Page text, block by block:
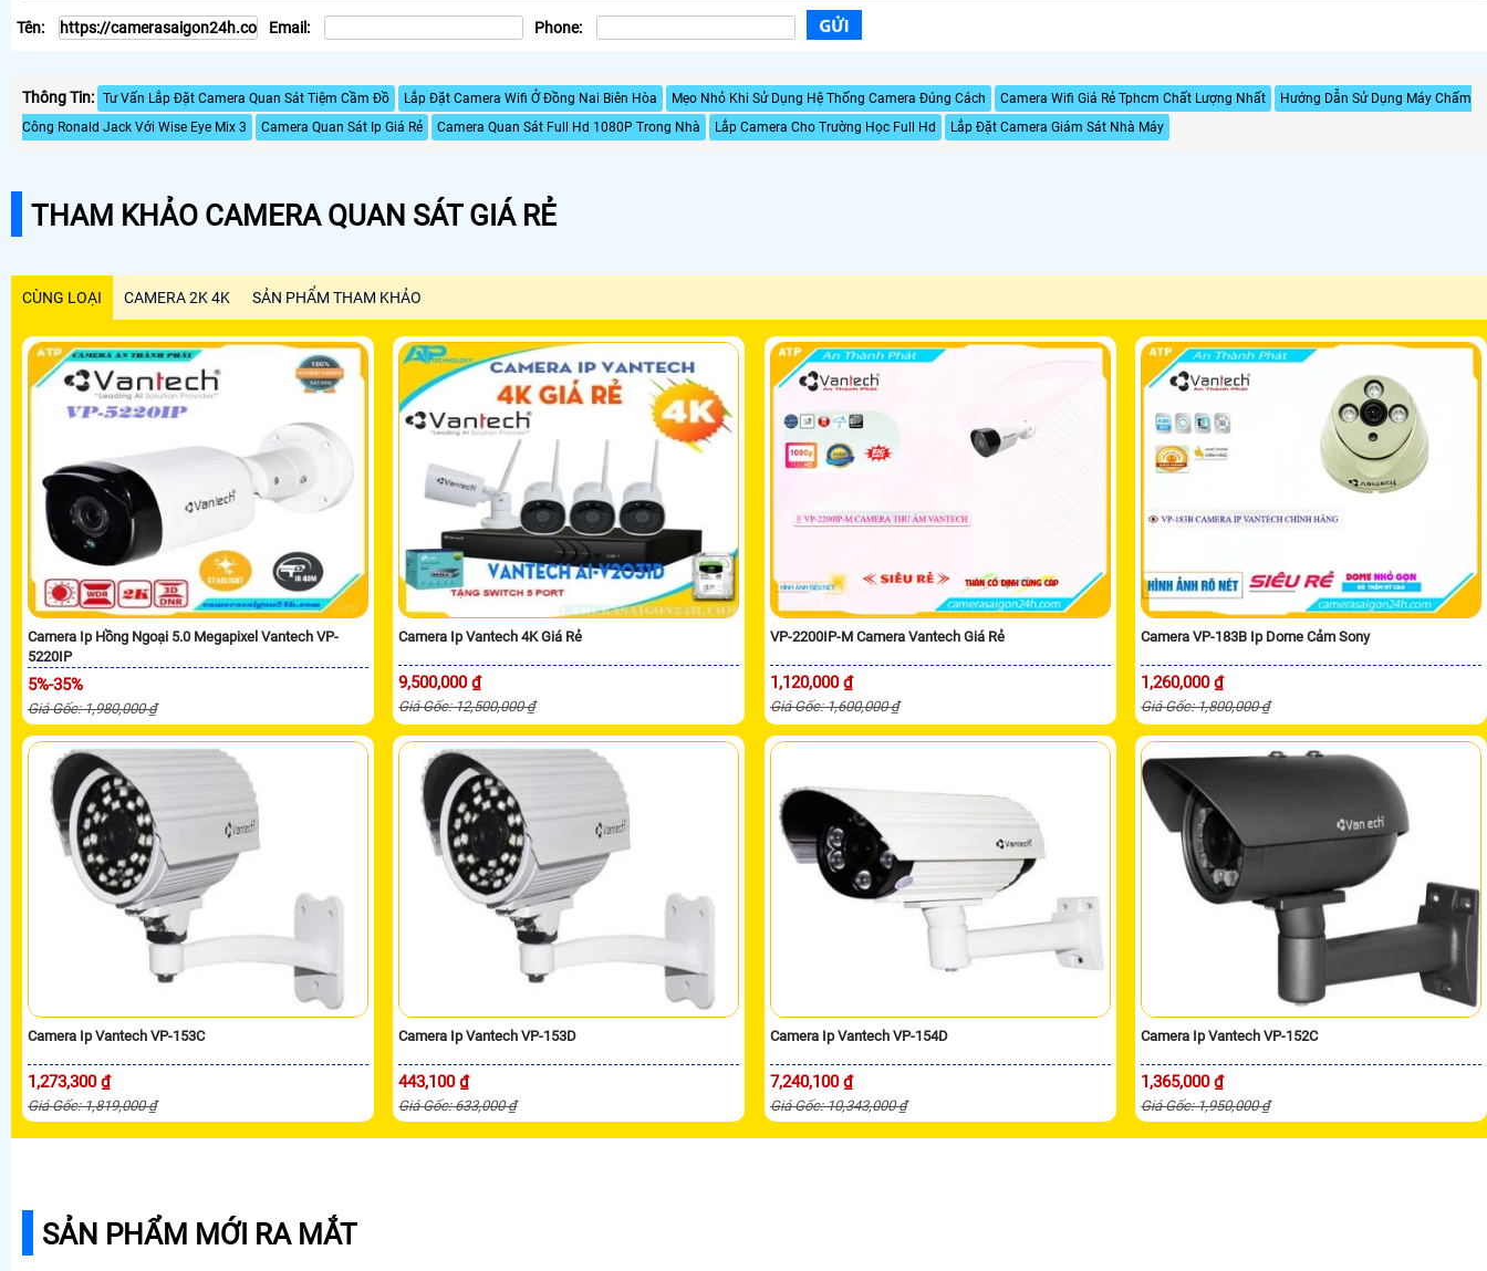
Tên: Email: Phone:
Thông Tin: Tư Vấn Lắp Đặt Camera Quan Sát Tiệm Cầm Đồ Lắp Đặt Camera Wifi Ở Đồng Nai Biên Hòa Mẹo Nhỏ Khi Sử Dụng Hệ Thống Camera Đúng Cách Camera Wifi Giá Rẻ Tphcm Chất Lượng Nhất
Hướng Dẫn Sử Dụng Máy Chấm
Công Ronald Jack Với Wise Eye Mix 3
Camera Quan Sát Ip Giá Rẻ Camera Quan Sát Full Hd 1080P Trong Nhà Lắp Camera Cho Trường Học Full Hd Lắp Đặt Camera Giám Sát Nhà Máy
THAM KHẢO CAMERA QUAN SÁT GIÁ RẺ
CÙNG LOẠI CAMERA 2K 4K SẢN PHẨM THAM KHẢO
Camera Ip Hồng Ngoại 5.0 Megapixel Vantech VP-
5220IP
5%-35%
Giá Gốc: 1,980,000 ₫
Camera Ip Vantech 4K Giá Rẻ
9,500,000 ₫
Giá Gốc: 12,500,000 ₫
VP-2200IP-M Camera Vantech Giá Rẻ
1,120,000 ₫
Giá Gốc: 1,600,000 ₫
Camera VP-183B Ip Dome Cảm Sony
1,260,000 ₫
Giá Gốc: 1,800,000 ₫
Camera Ip Vantech VP-153C
1,273,300 ₫
Giá Gốc: 1,819,000 ₫
Camera Ip Vantech VP-153D
443,100 ₫
Giá Gốc: 633,000 ₫
Camera Ip Vantech VP-154D
7,240,100 ₫
Giá Gốc: 10,343,000 ₫
Camera Ip Vantech VP-152C
1,365,000 ₫
Giá Gốc: 1,950,000 ₫
SẢN PHẨM MỚI RA MẮT